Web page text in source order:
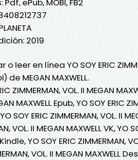
ePub, MOBI, FB2
2019
o leer en línea YO SOY ERIC
de MEGAN MAXWELL.
ZIMMERMAN, VOL. II MEGAN
MAXWELL Epub, YO SOY ERIC
SOY ERIC ZIMMERMAN, VOL. II
VOL. II MEGAN MAXWELL VK, YO
YO SOY ERIC ZIMMERMAN,
VOL. II MEGAN MAXWELL